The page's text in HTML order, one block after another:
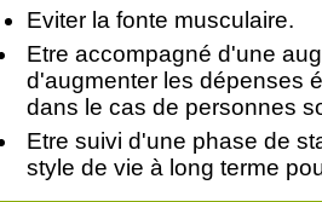
Eviter la fonte musculaire.
Etre accompagné d'une
d'augmenter les dépenses
dans le cas de personnes
Etre suivi d'une phase de
style de vie à long terme